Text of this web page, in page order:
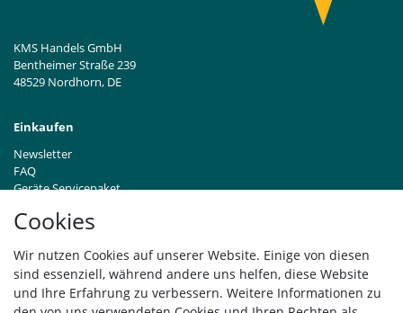
Cookies
Wir nutzen Cookies auf unserer Website. Einige von diesen
sind essenziell, während andere uns helfen, diese Website
und Ihre Erfahrung zu verbessern. Weitere Informationen zu
KMS Handels GmbH
Bentheimer Straße 239
48529 Nordhorn, DE
Einkaufen
Newsletter
FAQ
Geräte Servicepaket
Händleranfragen B2B
Widerrufsrecht
Vertrag widerrufen